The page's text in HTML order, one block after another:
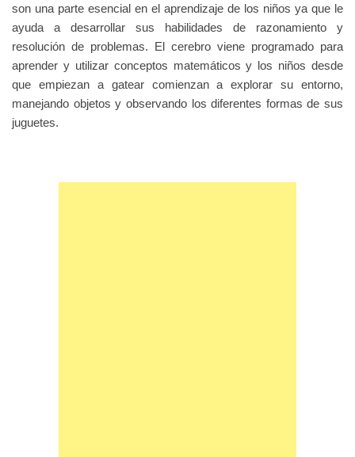
son una parte esencial en el aprendizaje de los niños ya que le
ayuda a desarrollar sus habilidades de razonamiento y
resolución de problemas. El cerebro viene programado para
aprender y utilizar conceptos matemáticos y los niños desde
que empiezan a gatear comienzan a explorar su entorno,
manejando objetos y observando los diferentes formas de sus
juguetes.